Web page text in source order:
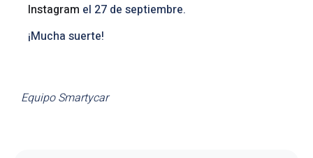
Instagram el 27 de septiembre.
¡Mucha suerte!
Equipo Smartycar